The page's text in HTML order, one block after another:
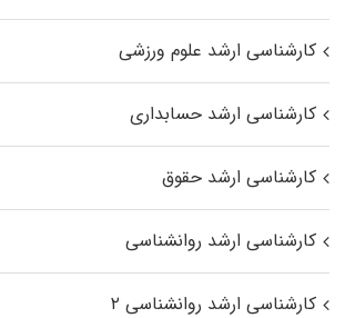
کارشناسی ارشد علوم ورزشی
کارشناسی ارشد حسابداری
کارشناسی ارشد حقوق
کارشناسی ارشد روانشناسی
کارشناسی ارشد روانشناسی ۲